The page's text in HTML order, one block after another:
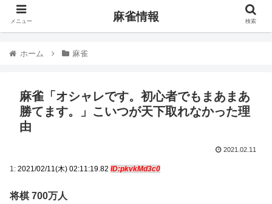
ホーム 麻雀
麻雀「オシャレです。初心者でもまあまあ
勝てます。」こいつが天下取れなかった理
由
2021.02.11
1: 2021/02/11(木) 02:11:19.82 ID:pkvkMd3c0
将棋 700万人
メニュー 麻雀情報 検索